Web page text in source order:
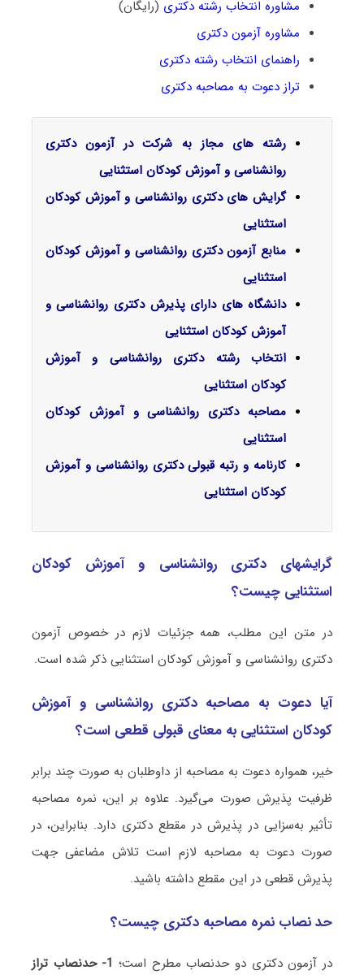
مشاوره انتخاب رشته دکتری (رایگان)
مشاوره آزمون دکتری
راهنمای انتخاب رشته دکتری
تراز دعوت به مصاحبه دکتری
رشته های مجاز به شرکت در آزمون دکتری
روانشناسی و آموزش کودکان استثنایی
گرایش‌ های دکتری روانشناسی و آموزش کودکان
استثنایی
منابع آزمون دکتری روانشناسی و آموزش کودکان
استثنایی
دانشگاه های دارای پذیرش دکتری روانشناسی و
آموزش کودکان استثنایی
انتخاب رشته دکتری روانشناسی و آموزش
کودکان استثنایی
مصاحبه دکتری روانشناسی و آموزش کودکان
استثنایی
کارنامه و رتبه قبولی دکتری روانشناسی و آموزش
کودکان استثنایی
گرایشهای دکتری روانشناسی و آموزش کودکان
استثنایی چیست؟
در متن این مطلب، همه جزئیات لازم در خصوص آزمون
دکتری روانشناسی و آموزش کودکان استثنایی ذکر شده است.
آیا دعوت به مصاحبه دکتری روانشناسی و آموزش
کودکان استثنایی به معنای قبولی قطعی است؟
خیر، همواره دعوت به مصاحبه از داوطلبان به صورت چند برابر
ظرفیت پذیرش صورت می‌گیرد. علاوه بر این، نمره مصاحبه
تأثیر به‌سزایی در پذیرش در مقطع دکتری دارد. بنابراین، در
صورت دعوت به مصاحبه لازم است تلاش مضاعفی جهت
پذیرش قطعی در این مقطع داشته باشید.
حد نصاب نمره مصاحبه دکتری چیست؟
در آزمون دکتری دو حدنصاب مطرح است؛
1- حدنصاب تراز